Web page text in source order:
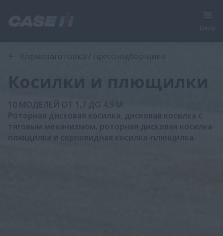
Кормозаготовка / прессподборщики
Косилки и плющилки
10 МОДЕЛЕЙ ОТ 1,7 ДО 4,9 М
Роторная дисковая косилка, дисковая косилка с
тяговым механизмом, роторная дисковая косилка-
плющилка и серповидная косилка-плющилка